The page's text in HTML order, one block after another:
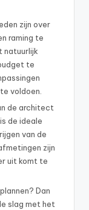
zijn over
raming te
natuurlijk
te
voldoen.
de architect
de ideale
van de
zijn
uit komt te
Dan
slag met het